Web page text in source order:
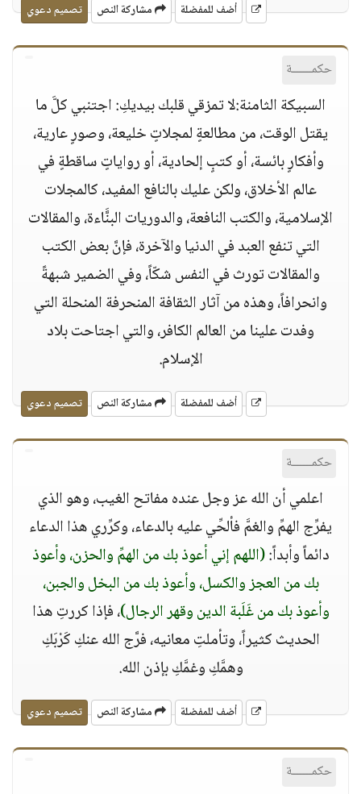
أضف للمفضلة مشاركة النص تصميم دعوي
حكمــــــة
السبيكة الثامنة:لا تمزقي قلبك بيديكِ: اجتنبي كلَّ ما
يقتل الوقت، من مطالعةٍ لمجلاتٍ خليعة، وصورٍ عارية،
وأفكارٍ بائسة، أو كتبٍ إلحادية، أو رواياتٍ ساقطةٍ في
عالم الأخلاق، ولكن عليك بالنافع المفيد، كالمجلات
الإسلامية، والكتب النافعة، والدوريات البنََّاءة، والمقالات
التي تنفع العبد في الدنيا والآخرة، فإنَّ بعض الكتب
والمقالات تورث في النفس شكّاً، وفي الضمير شبهةً
وانحرافاً، وهذه من آثار الثقافة المنحرفة المنحلة التي
وفدت علينا من العالم الكافر، والتي اجتاحت بلاد
الإسلام.
أضف للمفضلة مشاركة النص تصميم دعوي
حكمــــــة
اعلمي أن الله عز وجل عنده مفاتح الغيب، وهو الذي
يفرِّج الهمِّ والغمَّ فألحِّي عليه بالدعاء، وكرِّري هذا الدعاء
دائماً وأبداً:(اللهم إني أعوذ بك من الهمِّ والحزن، وأعوذ
بك من العجز والكسل، وأعوذ بك من البخل والجبن،
وأعوذ بك من غَلَبة الدين وقهر الرجال)، فإذا كررتِ هذا
الحديث كثيراً، وتأملتِ معانيه، فرَّج الله عنكِ كَرْبَكِ
وهمَّكِ وغمَّكِ بإذن الله.
أضف للمفضلة مشاركة النص تصميم دعوي
حكمــــــة